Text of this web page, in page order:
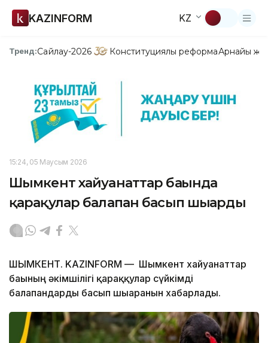
KAZINFORM KZ
Тренд:Сайлау-2026 Конституциялық реформаАрнайы
15:24, 05 Маусым 2026
Шымкент хайуанаттар бағында
қарақулар балапан басып шығарды
ШЫМКЕНТ. KAZINFORM — Шымкент хайуанаттар
бағының әкімшілігі қараққулар сүйкімді
балапандарды басып шығарғанын хабарлады.